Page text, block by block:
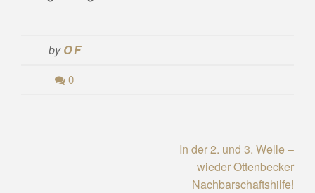
byOF
0
In der 2. und 3. Welle –
wieder Ottenbecker
Nachbarschaftshilfe!